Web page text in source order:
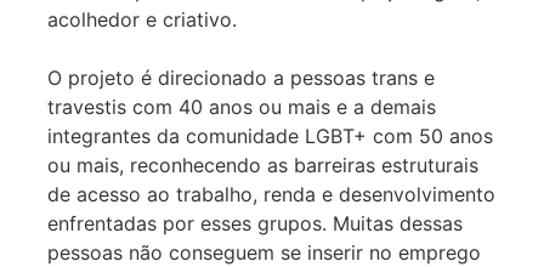
acolhedor e criativo.
O projeto é direcionado a pessoas trans e
travestis com 40 anos ou mais e a demais
integrantes da comunidade LGBT+ com 50 anos
ou mais, reconhecendo as barreiras estruturais
de acesso ao trabalho, renda e desenvolvimento
enfrentadas por esses grupos. Muitas dessas
pessoas não conseguem se inserir no emprego